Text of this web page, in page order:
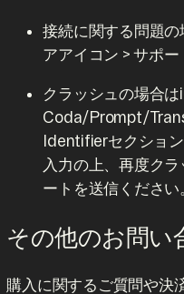
接続に関する問題
アアイコン > サポー
クラッシュの場合は
Coda/Prompt/
Identifierセクショ
入力の上、再度ク
ートを送信ください
その他のお問い
購入に関するご質問や決